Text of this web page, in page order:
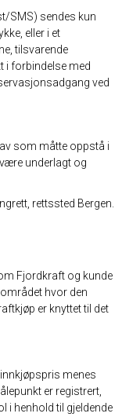
SMS) sendes kun
eller i et
tilsvarende
i forbindelse med
ved
som måtte oppstå i
underlagt og
rettssted Bergen.
Fjordkraft og kunde
hvor den
er knyttet til det
menes
er registrert,
i henhold til gjeldende